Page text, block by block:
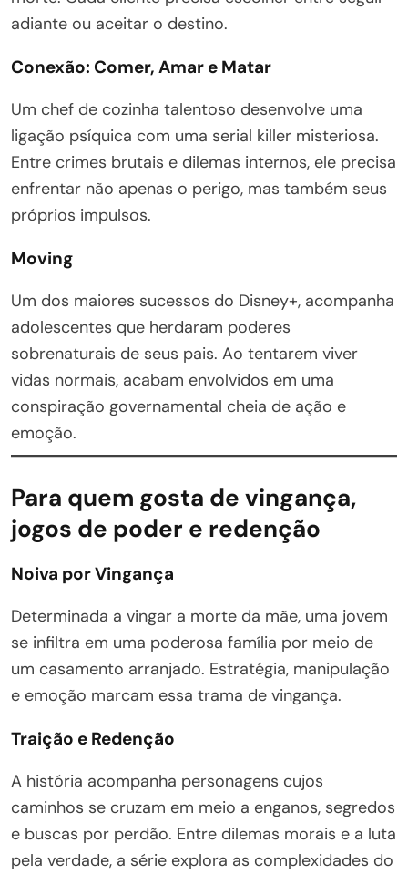
adiante ou aceitar o destino.
Conexão: Comer, Amar e Matar
Um chef de cozinha talentoso desenvolve uma
ligação psíquica com uma serial killer misteriosa.
Entre crimes brutais e dilemas internos, ele precisa
enfrentar não apenas o perigo, mas também seus
próprios impulsos.
Moving
Um dos maiores sucessos do Disney+, acompanha
adolescentes que herdaram poderes
sobrenaturais de seus pais. Ao tentarem viver
vidas normais, acabam envolvidos em uma
conspiração governamental cheia de ação e
emoção.
Para quem gosta de vingança,
jogos de poder e redenção
Noiva por Vingança
Determinada a vingar a morte da mãe, uma jovem
se infiltra em uma poderosa família por meio de
um casamento arranjado. Estratégia, manipulação
e emoção marcam essa trama de vingança.
Traição e Redenção
A história acompanha personagens cujos
caminhos se cruzam em meio a enganos, segredos
e buscas por perdão. Entre dilemas morais e a luta
pela verdade, a série explora as complexidades do